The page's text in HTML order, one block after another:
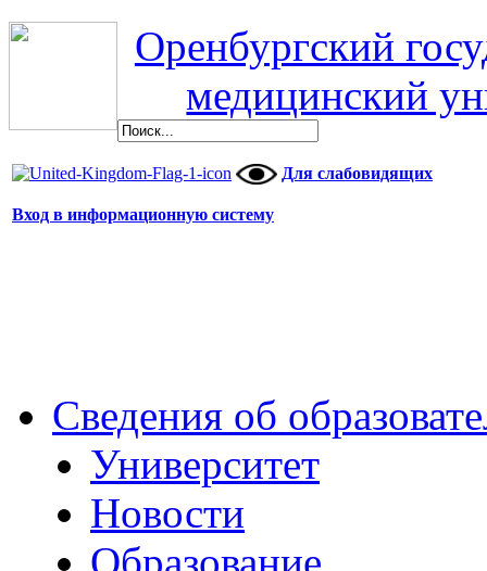
Оренбургский
медицинский
Для слабовидящих
Вход в информационную систему
Сведения об
Университет
Новости